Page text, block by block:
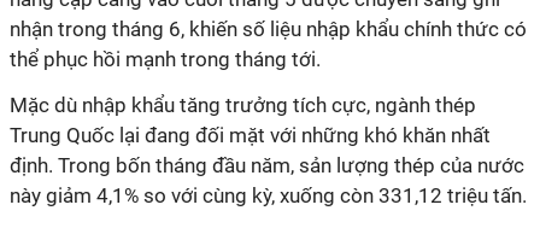
nhận trong tháng 6, khiến số liệu nhập khẩu chính thức có
thể phục hồi mạnh trong tháng tới.
Mặc dù nhập khẩu tăng trưởng tích cực, ngành thép
Trung Quốc lại đang đối mặt với những khó khăn nhất
định. Trong bốn tháng đầu năm, sản lượng thép của nước
này giảm 4,1% so với cùng kỳ, xuống còn 331,12 triệu tấn.